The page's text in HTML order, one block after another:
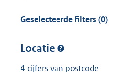
Geselecteerde filters (0)
Locatie
4 cijfers van postcode